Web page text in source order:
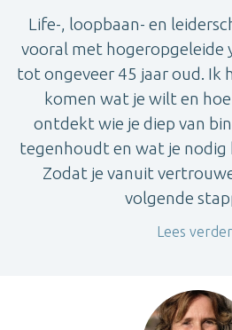
Life-, loopbaan- en
vooral met hogeropgeleide
tot ongeveer 45 jaar oud. Ik
komen wat je wilt en
ontdekt wie je diep van
tegenhoudt en wat je nodig
Zodat je vanuit
volgende
Lees verder